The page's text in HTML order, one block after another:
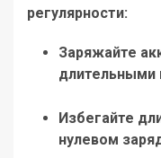
регулярности:
Заряжайте
длительными
Избегайте
нулевом